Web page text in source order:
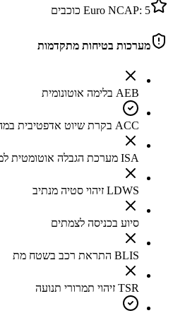
Euro NCAP: 5 כוכבים
מערכות בטיחות מתקדמות
AEB בלימה אוטונומית
ACC בקרת שיוט אדפטיבית במהירות בינעירונית
ISA מערכת הגבלה אוטומטית למהירות הרכב
LDWS זיהוי סטיה מנתיב
סיוע בכניסה לצמתים
BLIS התראת רכב בשטח מת
TSR זיהוי תמרורי תנועה